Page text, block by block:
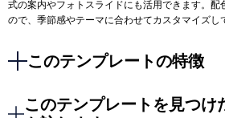
式の案内やフォトスライドにも活用できます。配
ので、季節感やテーマに合わせてカスタマイズし
このテンプレートの特徴
このテンプレートを見つけ